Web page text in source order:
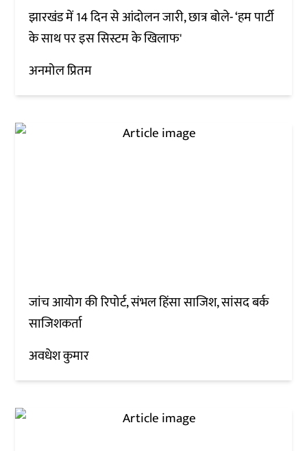
झारखंड में 14 दिन से आंदोलन जारी, छात्र बोले- ‘हम पार्टी
के साथ पर इस सिस्टम के खिलाफ'
अनमोल प्रितम
जांच आयोग की रिपोर्ट, संभल हिंसा साजिश, सांसद बर्क
साजिशकर्ता
अवधेश कुमार